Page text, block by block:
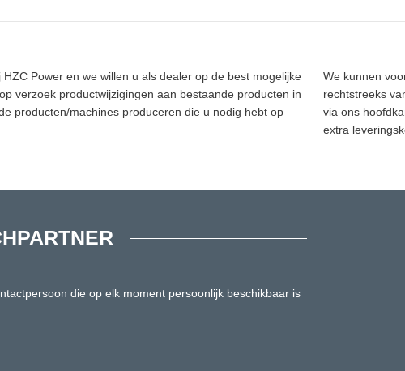
Power en we willen u als dealer op de best mogelijke
verzoek productwijzigingen aan bestaande producten in
producten/machines produceren die u nodig hebt op
We kunnen
rechtstreeks
via ons
extra
die op elk moment persoonlijk beschikbaar is